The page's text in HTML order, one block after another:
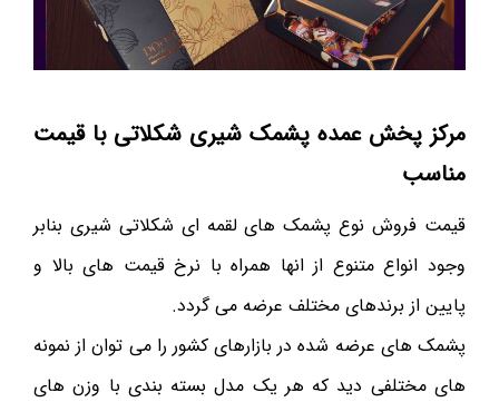
مرکز پخش عمده پشمک شیری شکلاتی با قیمت
مناسب
قیمت فروش نوع پشمک های لقمه ای شکلاتی شیری بنابر
وجود انواع متنوع از انها همراه با نرخ قیمت های بالا و
پایین از برندهای مختلف عرضه می گردد.
پشمک های عرضه شده در بازارهای کشور را می توان از نمونه
های مختلفی دید که هر یک مدل بسته بندی با وزن های